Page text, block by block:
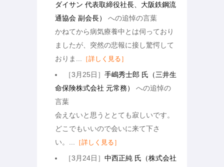
ダイサン 代表取締役社長、大阪鉄鋼流
通協会 副会長）
への追悼の言葉
かねてから病気療養中とは伺っており
ましたが、突然の悲報に接し驚愕して
おりま...
［詳しく見る］
［3月25日］手嶋秀士郎 氏（三井生
命保険株式会社 元常務）
への追悼の
言葉
会えないと思うととても寂しいです。
どこでもいいので会いに来て下さ
い。...
［詳しく見る］
［3月24日］中西正純 氏（株式会社